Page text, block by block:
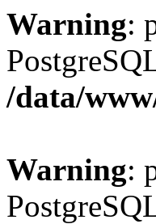
Warning:
/data/
Warning: